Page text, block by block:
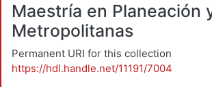
Maestría en Planeación
Metropolitanas
Permanent URI for this collection
https://hdl.handle.net/11191/7004